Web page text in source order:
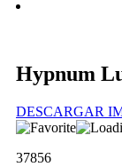
Hypnum
DESCARGAR
37856